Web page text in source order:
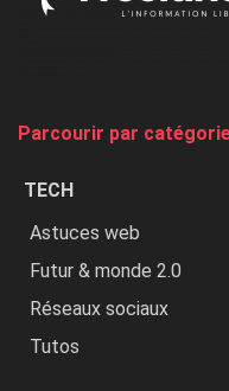
Parcourir par
TECH
Astuces web
Futur & monde 2.0
Réseaux sociaux
Tutos